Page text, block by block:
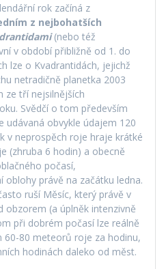
rok začíná z
z nejbohatších
(nebo též
v období přibližně od 1. do
lze o Kvadrantidách, jejichž
netradičně planetka 2003
ze tří nejsilnějších
Svědčí o tom především
udávaná obvykle údajem 120
v neprospěch roje hraje krátké
(zhruba 6 hodin) a obecně
počasí,
právě na začátku ledna.
ruší Měsíc, který právě v
obzorem (a úplněk intenzivně
při dobrém počasí lze reálně
80 meteorů roje za hodinu,
hodinách daleko od měst.